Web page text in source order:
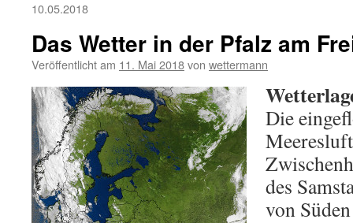
10.05.2018
Das Wetter in der Pfalz am
Veröffentlicht am 11. Mai 2018von wettermann
Die
des
von